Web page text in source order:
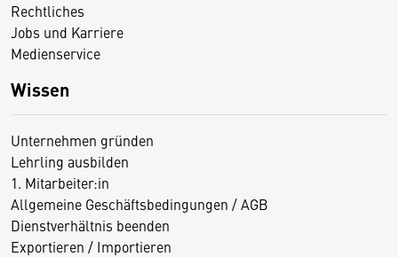
Rechtliches
Jobs und Karriere
Medienservice
Wissen
Unternehmen gründen
Lehrling ausbilden
1. Mitarbeiter:in
Allgemeine Geschäftsbedingungen / AGB
Dienstverhältnis beenden
Exportieren / Importieren